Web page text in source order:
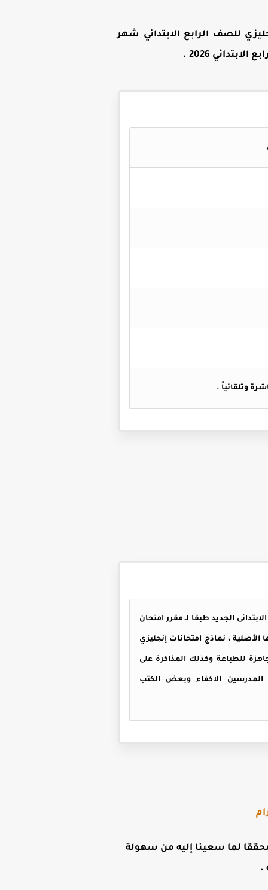
للصف الرابع الابتدائي شهر
2026
.
وتلقائياً .
للصف الرابع الابتدائى الجديد طبقا لـ مقرر امتحان
بنسختها الأصلية ، نماذج امتحانات إنجليزي
للصف الرابع الابتدائي منسقة بأعلى جودة ، امتحانات انجليزي رابعه ابتدائي شهر نوفمبر 2026 جاهزة للطباعة وكذلك المذاكرة على
الابتدائي شهر نوفمبر 2026 من اعداد نخبة من المدرسين الاكفاء وبعض الكتب
محققا لما سعينا إليه من سهولة
.